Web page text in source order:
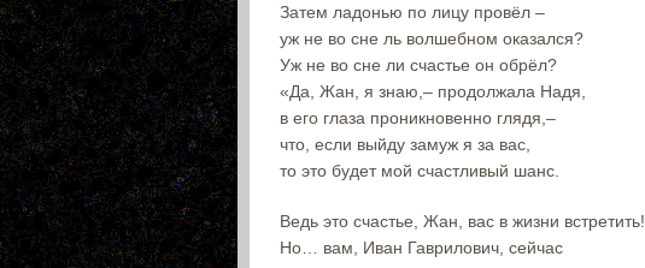
Затем ладонью по лицу провёл –
уж не во сне ль волшебном оказался?
Уж не во сне ли счастье он обрёл?
«Да, Жан, я знаю,– продолжала Надя,
в его глаза проникновенно глядя,–
что, если выйду замуж я за вас,
то это будет мой счастливый шанс.
Ведь это счастье, Жан, вас в жизни встретить!
Но… вам, Иван Гаврилович, сейчас